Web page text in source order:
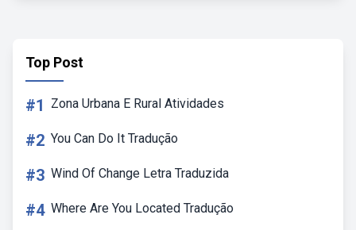
Top Post
#1 Zona Urbana E Rural Atividades
#2 You Can Do It Tradução
#3 Wind Of Change Letra Traduzida
#4 Where Are You Located Tradução